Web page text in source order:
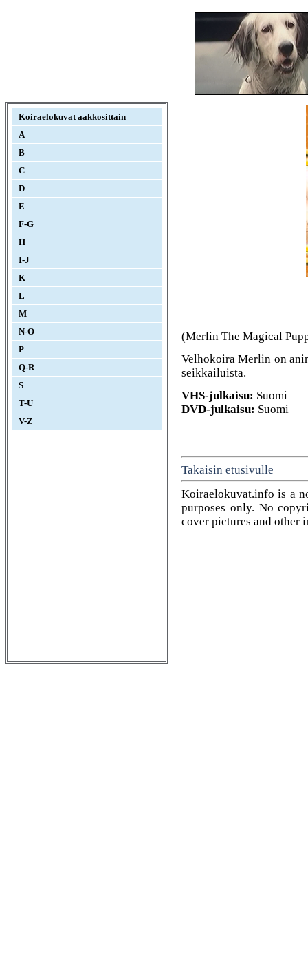
Koiraelokuvat aakkosittain
A
B
C
D
E
F-G
H
I-J
K
L
M
N-O
P
Q-R
S
T-U
V-Z
(Merlin The Magical
Velhokoira Merlin on
seikkailuista.
VHS-julkaisu: Suomi
DVD-julkaisu: Suomi
Takaisin etusivulle
Koiraelokuvat.info is a
purposes only. No
cover pictures and other